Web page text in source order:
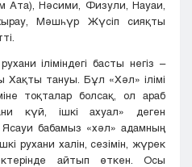
Ата), Нәсими, Физули, Науаи,
Мәшһүр Жүсіп сияқты
іліміндегі басты негіз –
Хақты тануы. Бұл «Хәл» ілімі
тоқталар болсақ, ол араб
күй, ішкі ахуал» деген
Ясауи бабамыз «хәл» адамның
рухани халін, сезімін, жүрек
айтып өткен. Осы